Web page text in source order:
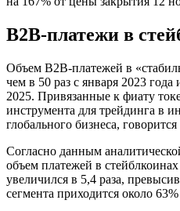
B2B-платежи в
Объем B2B-платежей в
чем в 50 раз с января 2023
2025. Привязанные к фиату
инструмента для трейдинга в
глобального бизнеса, говорится
Согласно данным
объем платежей в стейблкоинах
увеличился в 5,4 раза,
сегмента приходится около